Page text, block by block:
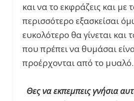
και να το εκφράζεις και
περισσότερο εξασκείσαι
ευκολότερο θα γίνεται και
που πρέπει να θυμάσαι
προέρχονται από το μυαλό.
Θες να εκπεμπεις γνήσια